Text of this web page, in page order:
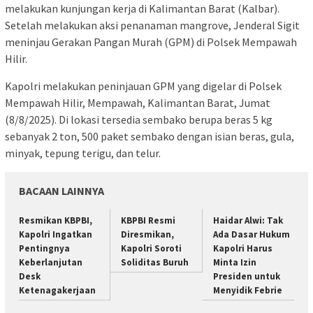
melakukan kunjungan kerja di Kalimantan Barat (Kalbar).
Setelah melakukan aksi penanaman mangrove, Jenderal Sigit
meninjau Gerakan Pangan Murah (GPM) di Polsek Mempawah
Hilir.
Kapolri melakukan peninjauan GPM yang digelar di Polsek
Mempawah Hilir, Mempawah, Kalimantan Barat, Jumat
(8/8/2025). Di lokasi tersedia sembako berupa beras 5 kg
sebanyak 2 ton, 500 paket sembako dengan isian beras, gula,
minyak, tepung terigu, dan telur.
BACAAN LAINNYA
Resmikan KBPBI,
Kapolri Ingatkan
Pentingnya
Keberlanjutan
Desk
Ketenagakerjaan
KBPBI Resmi
Diresmikan,
Kapolri Soroti
Soliditas Buruh
Haidar Alwi: Tak
Ada Dasar Hukum
Kapolri Harus
Minta Izin
Presiden untuk
Menyidik Febrie